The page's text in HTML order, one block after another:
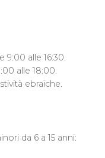
9:00 alle 16:30.
alle 18:00.
ebraiche.
da 6 a 15 anni: